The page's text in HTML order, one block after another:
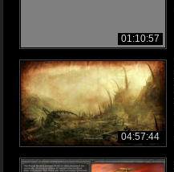
01:10:57
04:57:44